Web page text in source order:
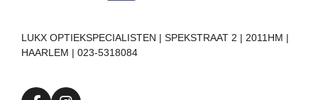
LUKX OPTIEKSPECIALISTEN | SPEKSTRAAT 2 | 2011HM |
HAARLEM | 023-5318084